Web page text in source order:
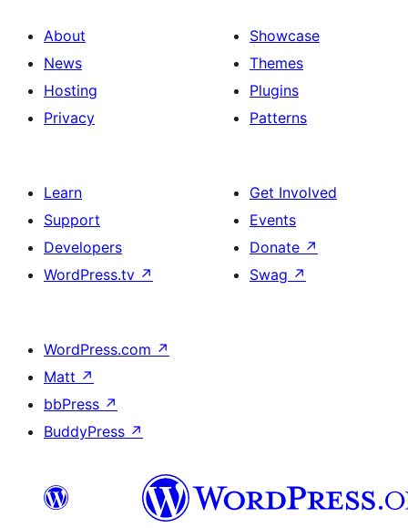
About
News
Hosting
Privacy
Showcase
Themes
Plugins
Patterns
Learn
Support
Developers
WordPress.tv ↗
Get Involved
Events
Donate ↗
Swag ↗
WordPress.com ↗
Matt ↗
bbPress ↗
BuddyPress ↗